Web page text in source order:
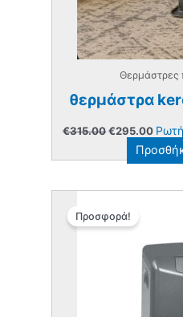
Θερμάστρες
θερμάστρα
€315.00Original
price
€315.00.
€295.00Η
τιμή
είναι:
Προσφορά!